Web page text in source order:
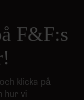
F&F:s
klicka på
hur vi